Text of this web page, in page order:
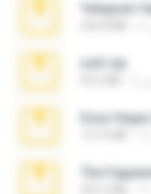
Telegram
ouh!.zip
The